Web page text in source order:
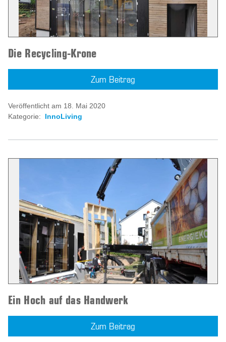
Die Recycling-Krone
Zum Beitrag
Veröffentlicht am 18. Mai 2020
Kategorie:
InnoLiving
Ein Hoch auf das Handwerk
Zum Beitrag